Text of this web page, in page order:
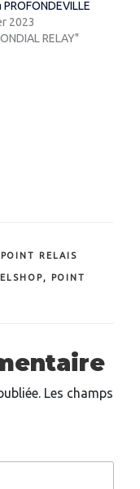
PROFONDEVILLE
2023
RELAY"
POINT RELAIS
,
POINT
Les champs